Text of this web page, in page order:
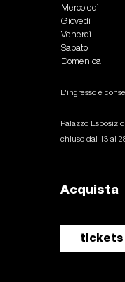
Mercoledì
Giovedì
Venerdì
Sabato
Domenica
L'ingresso è
Palazzo
chiuso dal 13 al
Acquista
tickets